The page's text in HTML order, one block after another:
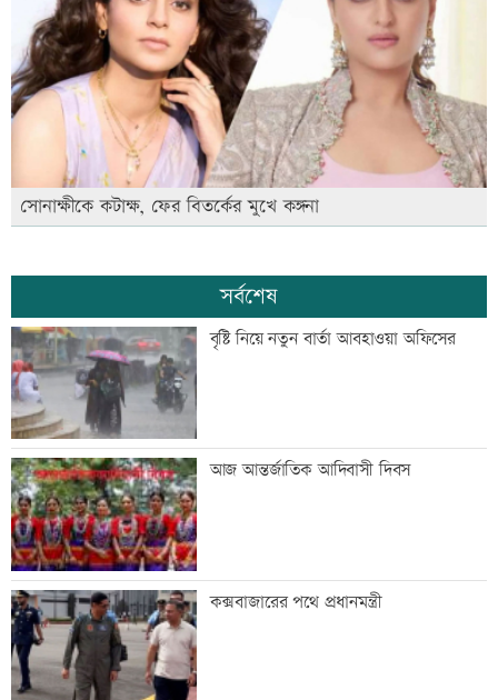
সোনাক্ষীকে কটাক্ষ, ফের বিতর্কের মুখে কঙ্গনা
সর্বশেষ
বৃষ্টি নিয়ে নতুন বার্তা আবহাওয়া অফিসের
আজ আন্তর্জাতিক আদিবাসী দিবস
কক্সবাজারের পথে প্রধানমন্ত্রী